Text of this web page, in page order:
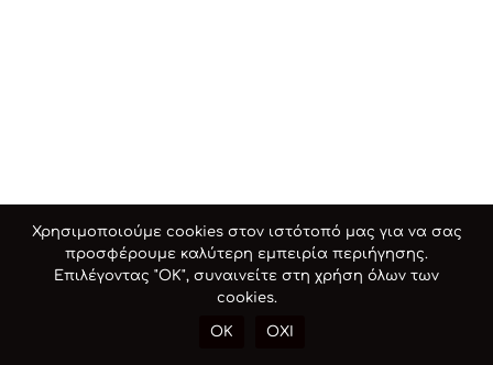
Χρησιμοποιούμε cookies στον ιστότοπό μας για να σας
προσφέρουμε καλύτερη εμπειρία περιήγησης.
Επιλέγοντας "ΟΚ", συναινείτε στη χρήση όλων των
cookies.
OK ΟΧΙ